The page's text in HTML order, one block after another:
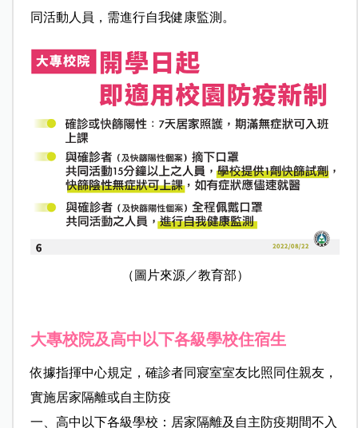
同活動人員，需進行自我健康監測。
（圖片來源／教育部）
大專校院及高中以下各級學校住宿生
依據指揮中心規定，確診者同寢室室友比照同住親友，
實施居家隔離或自主防疫
一、高中以下各級學校：居家隔離及自主防疫期間不入